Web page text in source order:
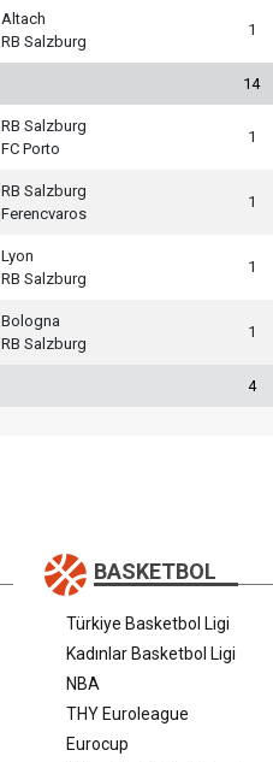
Altach
RB Salzburg
1
14
RB Salzburg
FC Porto
1
RB Salzburg
Ferencvaros
1
Lyon
RB Salzburg
1
Bologna
RB Salzburg
1
4
BASKETBOL
Türkiye Basketbol Ligi
Kadınlar Basketbol Ligi
NBA
THY Euroleague
Eurocup